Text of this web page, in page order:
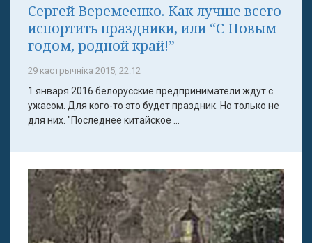
Сергей Веремеенко. Как лучше всего
испортить праздники, или “С Новым
годом, родной край!”
29 кастрычніка 2015, 22:12
1 января 2016 белорусские предприниматели ждут с
ужасом. Для кого-то это будет праздник. Но только не
для них. "Последнее китайское ...